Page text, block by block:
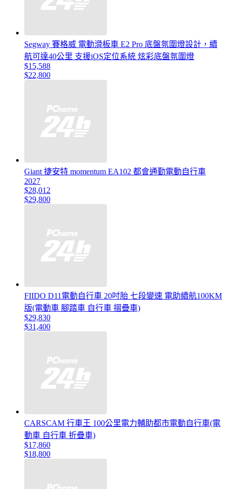
Segway 賽格威 電動滑板車 E2 Pro 底盤氛圍燈設計，續
航可達40公里 支援iOS定位系統 炫彩底盤氛圍燈
$15,588
$22,800
Giant 捷安特 momentum EA102 都會通勤電動自行車
2027
$28,012
$29,800
FIIDO D11電動自行車 20吋胎 七段變速 電助續航100KM
版(電動車 腳踏車 自行車 摺疊車)
$29,830
$31,400
CARSCAM 行車王 100公里電力輔助都市電動自行車(電
動車 自行車 折疊車)
$17,860
$18,800